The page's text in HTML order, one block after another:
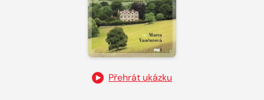
Přehrát ukázku